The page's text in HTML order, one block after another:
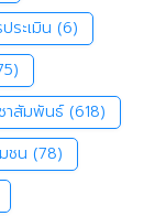
ระเมิน (6)
าสัมพันธ์ (618)
ชน (78)